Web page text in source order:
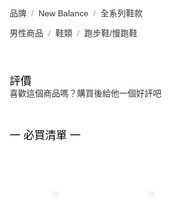
品牌 New Balance 全系列鞋款
男性商品 鞋類 跑步鞋/慢跑鞋
評價
喜歡這個商品嗎？購買後給他一個好評吧
一 必買清單 一